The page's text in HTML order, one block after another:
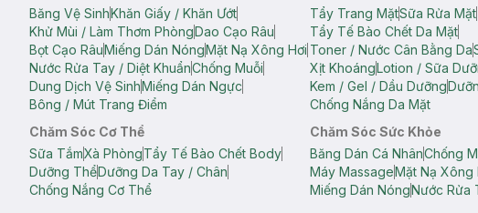
Băng Vệ SinhKhăn Giấy / Khăn Ướt
Khử Mùi / Làm Thơm PhòngDao Cạo Râu
Bọt Cạo RâuMiếng Dán NóngMặt Nạ Xông Hơi
Nước Rửa Tay / Diệt KhuẩnChống Muỗi
Dung Dịch Vệ SinhMiếng Dán Ngực
Bông / Mút Trang Điểm
Tẩy Trang MặtSữa Rửa Mặt
Tẩy Tế Bào Chết Da Mặt
Toner / Nước Cân Bằng Da
Xịt KhoángLotion / Sữa
Kem / Gel / Dầu Dưỡng
Chống Nắng Da Mặt
Chăm Sóc Cơ Thể
Sữa TắmXà PhòngTẩy Tế Bào Chết Body
Dưỡng ThểDưỡng Da Tay / Chân
Chống Nắng Cơ Thể
Chăm Sóc Sức Khỏe
Băng Dán Cá NhânChống
Máy MassageMặt Nạ Xông
Miếng Dán NóngNước Rửa